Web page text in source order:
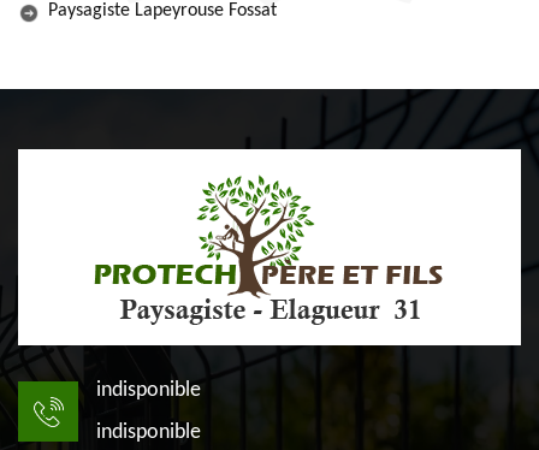
Paysagiste Lapeyrouse Fossat
indisponible
indisponible